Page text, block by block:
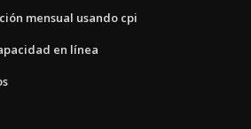
mensual usando cpi
en línea